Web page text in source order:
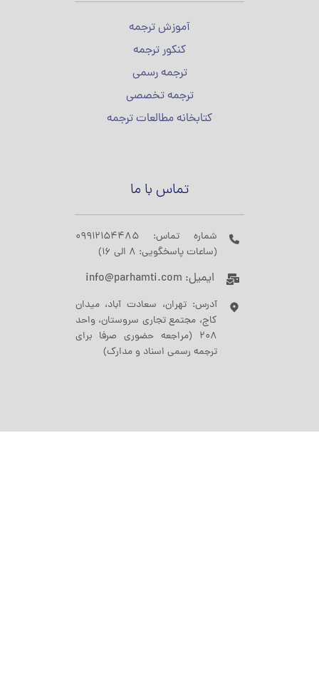
آموزش ترجمه
کنکور ترجمه
ترجمه رسمی
ترجمه تخصصی
کتابخانه مطالعات ترجمه
تماس با ما
شماره تماس: 09912154485
(ساعات پاسخگویی: 8 الی 16)
ایمیل: info@parhamti.com
آدرس: تهران، سعادت آباد، میدان
کاج، مجتمع تجاری سروستان، واحد
208 (مراجعه حضوری صرفا برای
ترجمه رسمی اسناد و مدارک)